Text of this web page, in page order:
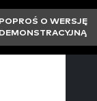
O WERSJĘ